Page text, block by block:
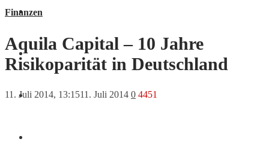
Allgemein
News
Finanzen
Aquila Capital – 10 Jahre
Risikoparität in Deutschland
11. Juli 2014, 13:1511. Juli 2014 0 4451